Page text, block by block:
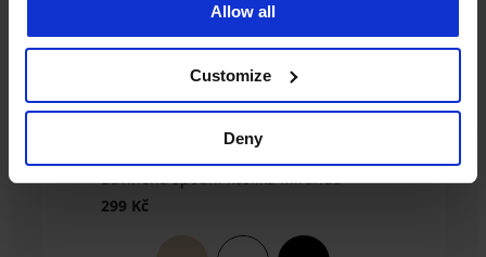
Allow all
Customize
Deny
Bavlněná spodní košilka Miranda
299 Kč